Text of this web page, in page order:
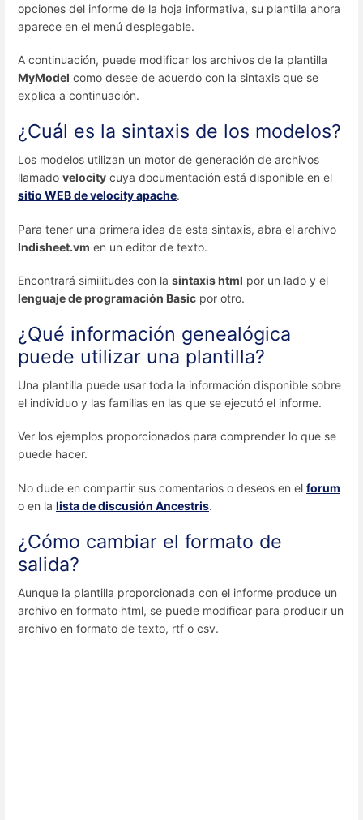
opciones del informe de la hoja informativa, su plantilla ahora
aparece en el menú desplegable.
A continuación, puede modificar los archivos de la plantilla
MyModel como desee de acuerdo con la sintaxis que se
explica a continuación.
¿Cuál es la sintaxis de los modelos?
Los modelos utilizan un motor de generación de archivos
llamado velocity cuya documentación está disponible en el
sitio WEB de velocity apache.
Para tener una primera idea de esta sintaxis, abra el archivo
Indisheet.vm en un editor de texto.
Encontrará similitudes con la sintaxis html por un lado y el
lenguaje de programación Basic por otro.
¿Qué información genealógica
puede utilizar una plantilla?
Una plantilla puede usar toda la información disponible sobre
el individuo y las familias en las que se ejecutó el informe.
Ver los ejemplos proporcionados para comprender lo que se
puede hacer.
No dude en compartir sus comentarios o deseos en el forum
o en la lista de discusión Ancestris.
¿Cómo cambiar el formato de
salida?
Aunque la plantilla proporcionada con el informe produce un
archivo en formato html, se puede modificar para producir un
archivo en formato de texto, rtf o csv.